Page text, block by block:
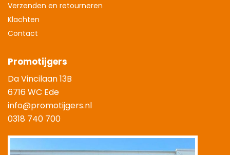
Verzenden en retourneren
Klachten
Contact
Promotijgers
Da Vincilaan 13B
6716 WC Ede
info@promotijgers.nl
0318 740 700